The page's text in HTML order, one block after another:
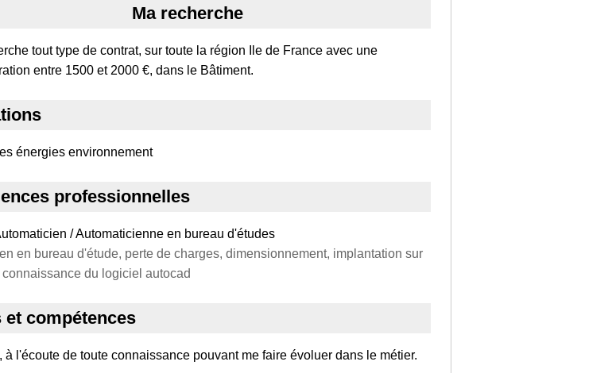
Ma recherche
tout type de contrat, sur toute la région Ile de France avec une
entre 1500 et 2000 €, dans le Bâtiment.
énergies environnement
professionnelles
/ Automaticienne en bureau d'études
en bureau d'étude, perte de charges, dimensionnement, implantation sur
connaissance du logiciel autocad
et compétences
à l'écoute de toute connaissance pouvant me faire évoluer dans le métier.